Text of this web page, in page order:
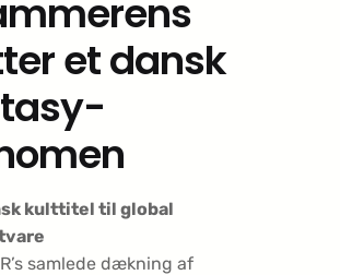
et dansk
kulttitel til global
samlede dækning af